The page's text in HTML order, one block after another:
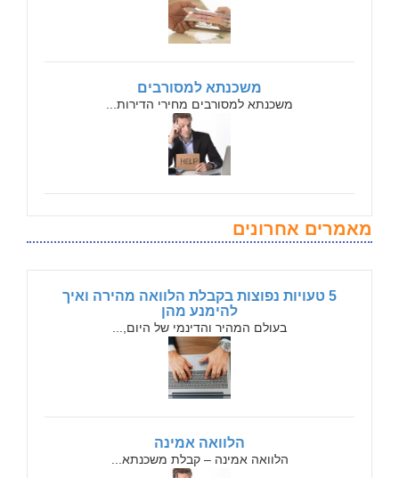
משכנתא למסורבים
משכנתא למסורבים מחירי הדירות...
מאמרים אחרונים
5 טעויות נפוצות בקבלת הלוואה מהירה ואיך
להימנע מהן
בעולם המהיר והדינמי של היום,...
הלוואה אמינה
הלוואה אמינה – קבלת משכנתא...